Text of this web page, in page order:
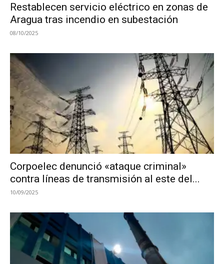
Restablecen servicio eléctrico en zonas de
Aragua tras incendio en subestación
08/10/2025
Corpoelec denunció «ataque criminal»
contra líneas de transmisión al este del...
10/09/2025